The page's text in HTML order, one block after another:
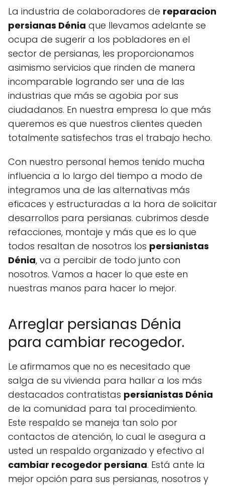
La industria de colaboradores de reparacion
persianas Dénia que llevamos adelante se
ocupa de sugerir a los pobladores en el
sector de persianas, les proporcionamos
asimismo servicios que rinden de manera
incomparable logrando ser una de las
industrias que más se agobia por sus
ciudadanos. En nuestra empresa lo que más
queremos es que nuestros clientes queden
totalmente satisfechos tras el trabajo hecho.
Con nuestro personal hemos tenido mucha
influencia a lo largo del tiempo a modo de
integramos una de las alternativas más
eficaces y estructuradas a la hora de solicitar
desarrollos para persianas. cubrimos desde
refacciones, montaje y más que es lo que
todos resaltan de nosotros los persianistas
Dénia, va a percibir de todo junto con
nosotros. Vamos a hacer lo que este en
nuestras manos para hacer lo mejor.
Arreglar persianas Dénia
para cambiar recogedor.
Le afirmamos que no es necesitado que
salga de su vivienda para hallar a los más
destacados contratistas persianistas Dénia
de la comunidad para tal procedimiento.
Este respaldo se maneja tan solo por
contactos de atención, lo cual le asegura a
usted un respaldo organizado y efectivo al
cambiar recogedor persiana. Está ante la
mejor opción para sus persianas, nosotros y